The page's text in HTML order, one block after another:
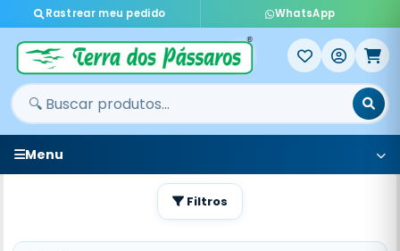
Rastrear meu pedido WhatsApp
Menu
Filtros